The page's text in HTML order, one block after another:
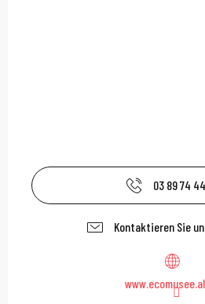
03 89 74 44
Kontaktieren Sie